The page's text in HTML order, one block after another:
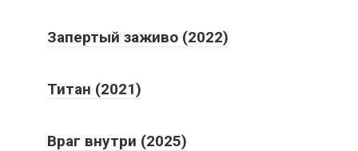
Запертый заживо (2022)
Титан (2021)
Враг внутри (2025)